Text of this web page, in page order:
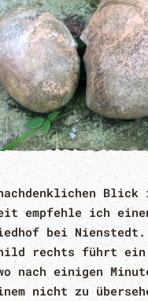
empfehle ich
bei
rechts führt ein
nach einigen
nicht zu